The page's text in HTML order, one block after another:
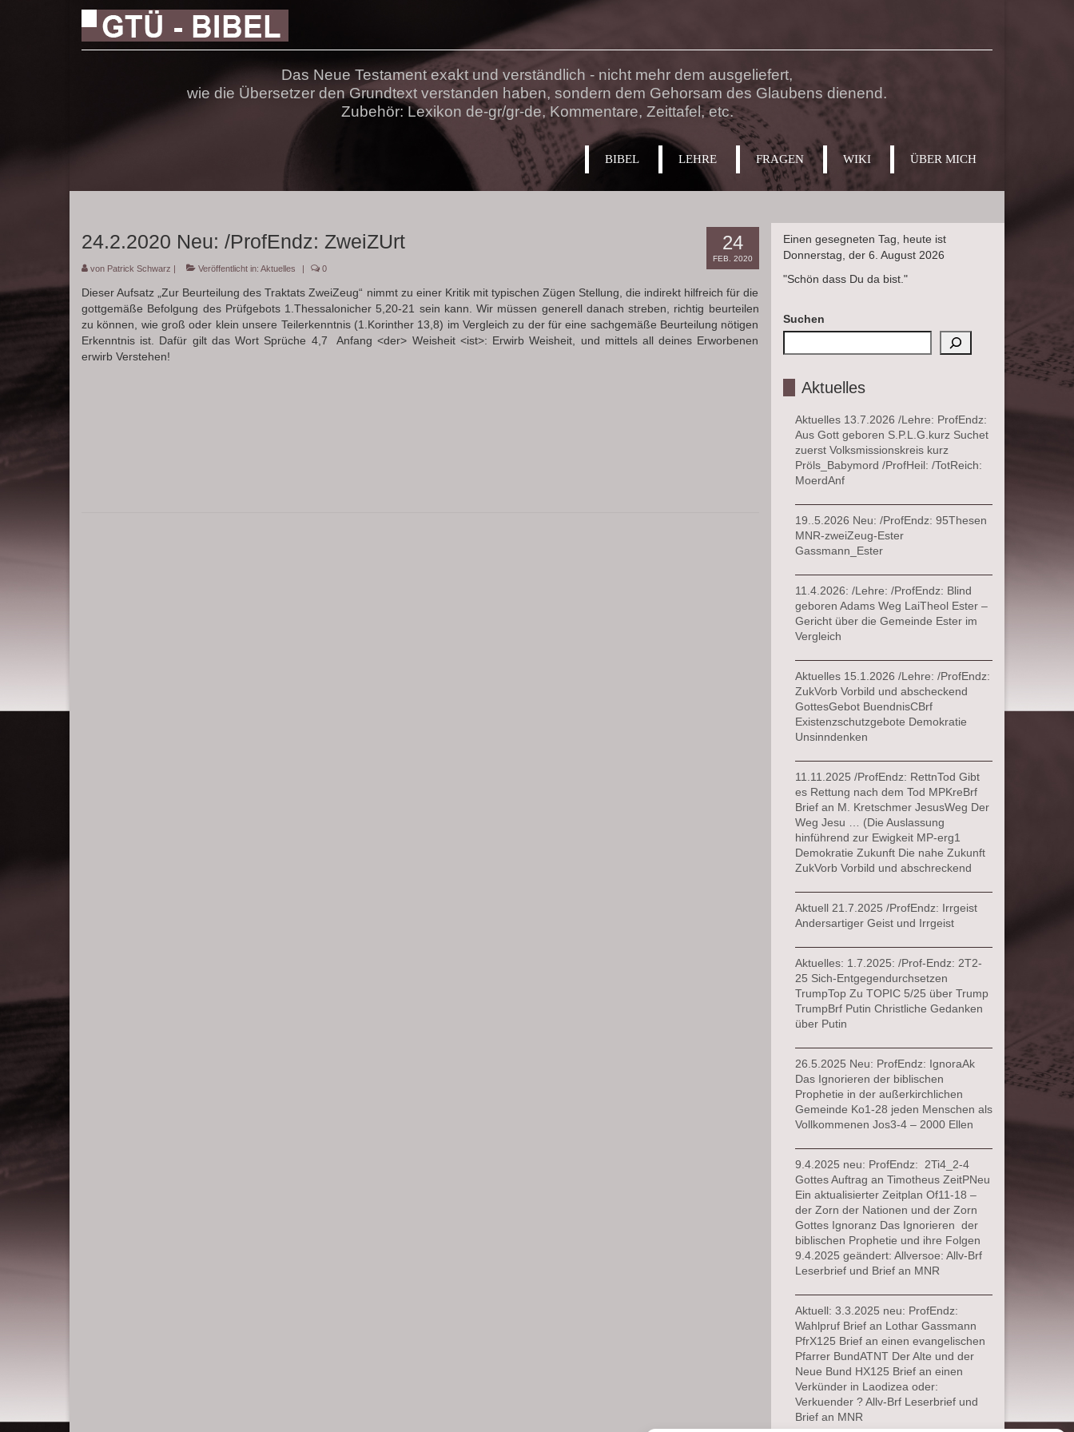
Das Neue Testament exakt und verständlich - nicht mehr dem ausgeliefert,
wie die Übersetzer den Grundtext verstanden haben, sondern dem Gehorsam des Glaubens dienend.
Zubehör: Lexikon de-gr/gr-de, Kommentare, Zeittafel, etc.
BIBEL LEHRE FRAGEN WIKI ÜBER MICH
24
FEB. 2020
24.2.2020 Neu: /ProfEndz: ZweiZUrt
von Patrick Schwarz | Veröffentlicht in: Aktuelles | 0
Dieser Aufsatz „Zur Beurteilung des Traktats ZweiZeug“ nimmt zu einer Kritik mit typischen Zügen Stellung, die indirekt hilfreich für die
gottgemäße Befolgung des Prüfgebots 1.Thessalonicher 5,20-21 sein kann. Wir müssen generell danach streben, richtig beurteilen
zu können, wie groß oder klein unsere Teilerkenntnis (1.Korinther 13,8) im Vergleich zu der für eine sachgemäße Beurteilung nötigen
Erkenntnis ist. Dafür gilt das Wort Sprüche 4,7 Anfang <der> Weisheit <ist>: Erwirb Weisheit, und mittels all deines Erworbenen
erwirb Verstehen!
Einen gesegneten Tag, heute ist
Donnerstag, der 6. August 2026
"Schön dass Du da bist."
Suchen
Aktuelles
Aktuelles 13.7.2026 /Lehre: ProfEndz:
Aus Gott geboren S.P.L.G.kurz Suchet
zuerst Volksmissionskreis kurz
Pröls_Babymord /ProfHeil: /TotReich:
MoerdAnf
19..5.2026 Neu: /ProfEndz: 95Thesen
MNR-zweiZeug-Ester
Gassmann_Ester
11.4.2026: /Lehre: /ProfEndz: Blind
geboren Adams Weg LaiTheol Ester –
Gericht über die Gemeinde Ester im
Vergleich
Aktuelles 15.1.2026 /Lehre: /ProfEndz:
ZukVorb Vorbild und abscheckend
GottesGebot BuendnisCBrf
Existenzschutzgebote Demokratie
Unsinndenken
11.11.2025 /ProfEndz: RettnTod Gibt
es Rettung nach dem Tod MPKreBrf
Brief an M. Kretschmer JesusWeg Der
Weg Jesu … (Die Auslassung
hinführend zur Ewigkeit MP-erg1
Demokratie Zukunft Die nahe Zukunft
ZukVorb Vorbild und abschreckend
Aktuell 21.7.2025 /ProfEndz: Irrgeist
Andersartiger Geist und Irrgeist
Aktuelles: 1.7.2025: /Prof-Endz: 2T2-
25 Sich-Entgegendurchsetzen
TrumpTop Zu TOPIC 5/25 über Trump
TrumpBrf Putin Christliche Gedanken
über Putin
26.5.2025 Neu: ProfEndz: IgnoraAk
Das Ignorieren der biblischen
Prophetie in der außerkirchlichen
Gemeinde Ko1-28 jeden Menschen als
Vollkommenen Jos3-4 – 2000 Ellen
9.4.2025 neu: ProfEndz: 2Ti4_2-4
Gottes Auftrag an Timotheus ZeitPNeu
Ein aktualisierter Zeitplan Of11-18 –
der Zorn der Nationen und der Zorn
Gottes Ignoranz Das Ignorieren der
biblischen Prophetie und ihre Folgen
9.4.2025 geändert: Allversoe: Allv-Brf
Leserbrief und Brief an MNR
Aktuell: 3.3.2025 neu: ProfEndz:
Wahlpruf Brief an Lothar Gassmann
PfrX125 Brief an einen evangelischen
Pfarrer BundATNT Der Alte und der
Neue Bund HX125 Brief an einen
Verkünder in Laodizea oder:
Verkuender ? Allv-Brf Leserbrief und
Brief an MNR